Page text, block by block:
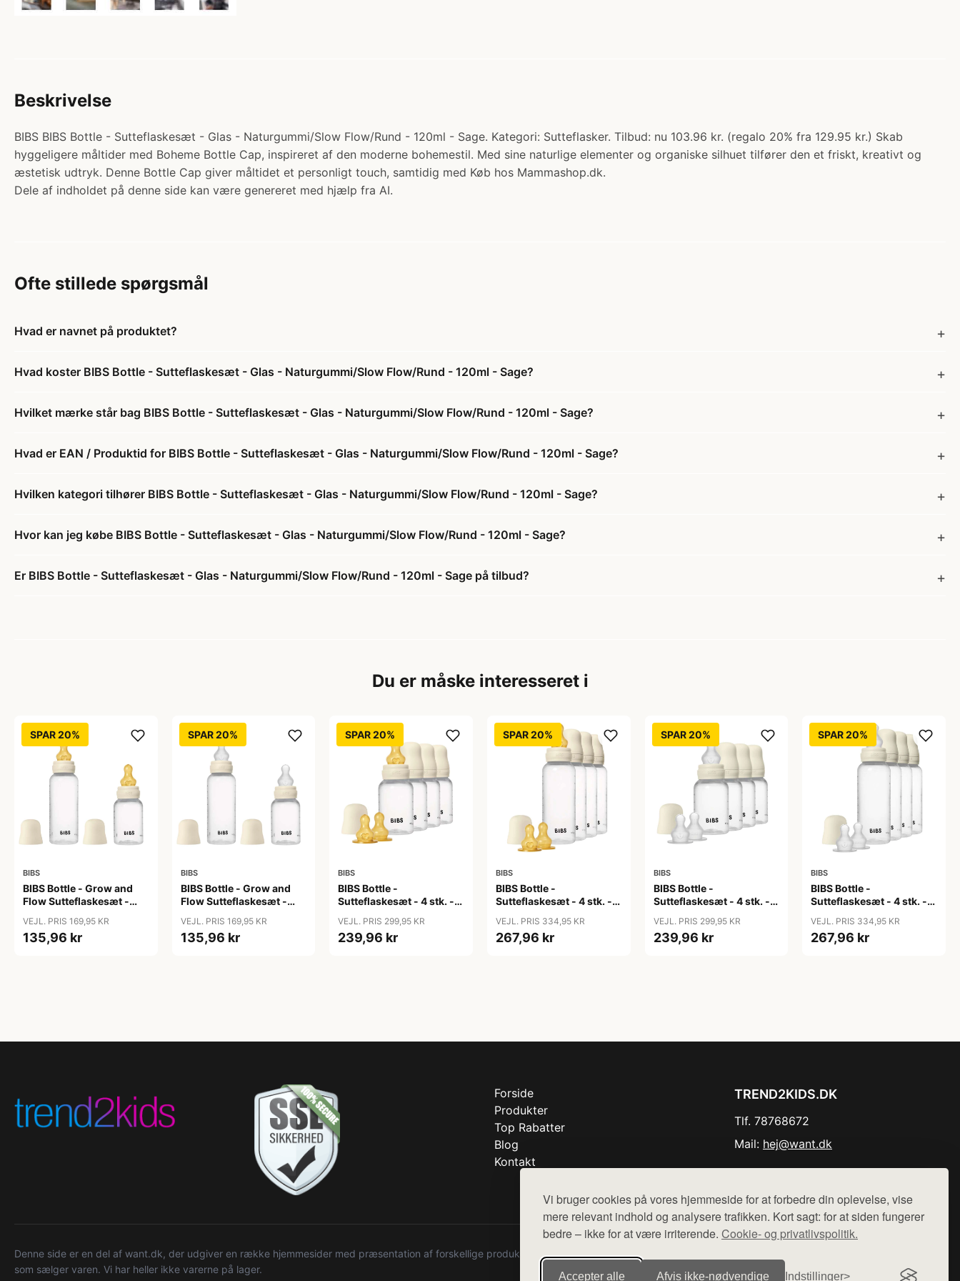
Vi bruger cookies på vores hjemmeside for at forbedre din oplevelse, vise
mere relevant indhold og analysere trafikken. Kort sagt: for at siden fungerer
bedre – ikke for at være irriterende. Cookie- og privatlivspolitik.
Accepter alle Afvis ikke‑nødvendige Indstillinger
Beskrivelse
BIBS BIBS Bottle - Sutteflaskesæt - Glas - Naturgummi/Slow Flow/Rund - 120ml - Sage. Kategori: Sutteflasker. Tilbud: nu 103.96 kr. (regalo 20% fra 129.95 kr.) Skab
hyggeligere måltider med Boheme Bottle Cap, inspireret af den moderne bohemestil. Med sine naturlige elementer og organiske silhuet tilfører den et friskt, kreativt og
æstetisk udtryk. Denne Bottle Cap giver måltidet et personligt touch, samtidig med Køb hos Mammashop.dk.
Dele af indholdet på denne side kan være genereret med hjælp fra AI.
Ofte stillede spørgsmål
Hvad er navnet på produktet?
Hvad koster BIBS Bottle - Sutteflaskesæt - Glas - Naturgummi/Slow Flow/Rund - 120ml - Sage?
Hvilket mærke står bag BIBS Bottle - Sutteflaskesæt - Glas - Naturgummi/Slow Flow/Rund - 120ml - Sage?
Hvad er EAN / Produktid for BIBS Bottle - Sutteflaskesæt - Glas - Naturgummi/Slow Flow/Rund - 120ml - Sage?
Hvilken kategori tilhører BIBS Bottle - Sutteflaskesæt - Glas - Naturgummi/Slow Flow/Rund - 120ml - Sage?
Hvor kan jeg købe BIBS Bottle - Sutteflaskesæt - Glas - Naturgummi/Slow Flow/Rund - 120ml - Sage?
Er BIBS Bottle - Sutteflaskesæt - Glas - Naturgummi/Slow Flow/Rund - 120ml - Sage på tilbud?
Du er måske interesseret i
SPAR 20%
BIBS
BIBS Bottle - Grow and
Flow Sutteflaskesæt -
Naturgummi/Rund -
150ml/270ml - 2-Pak -
VEJL. PRIS 169,95 KR
135,96 kr
SPAR 20%
BIBS
BIBS Bottle - Grow and
Flow Sutteflaskesæt -
150ml/270ml - 2-Pak -
Ivory
VEJL. PRIS 169,95 KR
135,96 kr
SPAR 20%
BIBS
BIBS Bottle -
Sutteflaskesæt - 4 stk. -
150ml - Ivory
VEJL. PRIS 299,95 KR
239,96 kr
SPAR 20%
BIBS
BIBS Bottle -
Sutteflaskesæt - 4 stk. -
270ml - Ivory
VEJL. PRIS 334,95 KR
267,96 kr
SPAR 20%
BIBS
BIBS Bottle -
Sutteflaskesæt - 4 stk. -
- Ivory
VEJL. PRIS 299,95 KR
239,96 kr
SPAR 20%
BIBS
BIBS Bottle -
Sutteflaskesæt - 4 stk. -
- Ivory
VEJL. PRIS 334,95 KR
267,96 kr
Forside
Produkter
Top Rabatter
Blog
Kontakt
TREND2KIDS.DK
Tlf. 78768672
Mail: hej@want.dk
Denne side er en del af want.dk, der udgiver en række hjemmesider med præsentation af forskellige produkter fra diverse webshops. Der sælges ikke varer fra denne side - vi henviser til de shops,
som sælger varen. Vi har heller ikke varerne på lager.